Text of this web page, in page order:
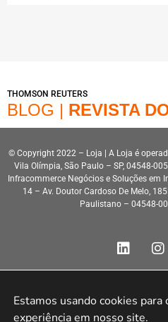
THOMSON REUTERS
BLOG | REVISTA
© Copyright 2022 – Loja | A Loja é
Vila Olímpia, São Paulo – SP, 04548-
Infracommerce Negócios e Soluções em
14 – Av. Doutor Cardoso De Melo,
Paulistano – 04548-
Estamos usando cookies
experiência em nosso site.